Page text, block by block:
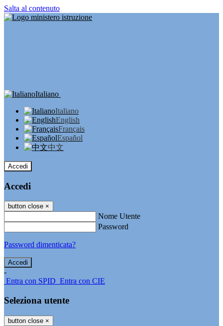
Salta al contenuto
Italiano
Italiano
English
Français
Español
中文
Accedi
Accedi
button close ×
Nome Utente
Password
Password dimenticata?
-
Entra con SPID Entra con CIE
Seleziona utente
button close ×